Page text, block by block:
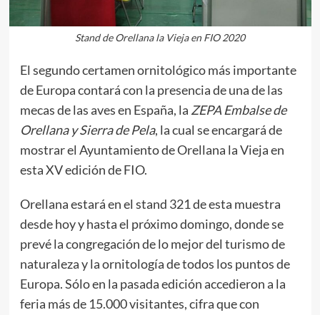
Stand de Orellana la Vieja en FIO 2020
El segundo certamen ornitológico más importante
de Europa contará con la presencia de una de las
mecas de las aves en España, la ZEPA Embalse de
Orellana y Sierra de Pela, la cual se encargará de
mostrar el Ayuntamiento de Orellana la Vieja en
esta XV edición de FIO.
Orellana estará en el stand 321 de esta muestra
desde hoy y hasta el próximo domingo, donde se
prevé la congregación de lo mejor del turismo de
naturaleza y la ornitología de todos los puntos de
Europa. Sólo en la pasada edición accedieron a la
feria más de 15.000 visitantes, cifra que con